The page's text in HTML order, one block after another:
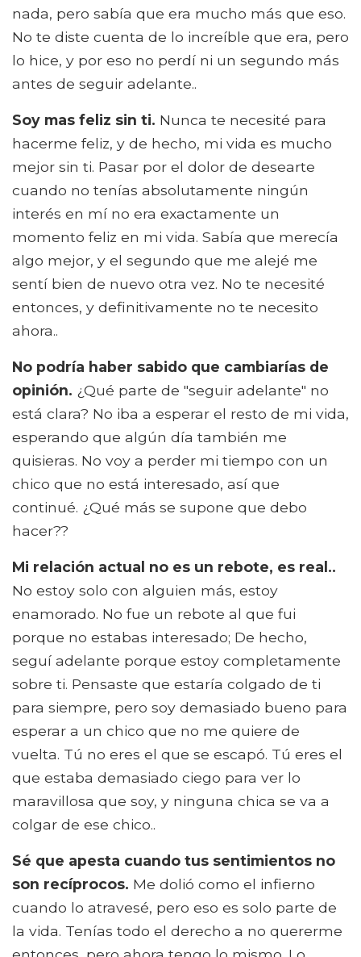
nada, pero sabía que era mucho más que eso.
No te diste cuenta de lo increíble que era, pero
lo hice, y por eso no perdí ni un segundo más
antes de seguir adelante..
Soy mas feliz sin ti. Nunca te necesité para
hacerme feliz, y de hecho, mi vida es mucho
mejor sin ti. Pasar por el dolor de desearte
cuando no tenías absolutamente ningún
interés en mí no era exactamente un
momento feliz en mi vida. Sabía que merecía
algo mejor, y el segundo que me alejé me
sentí bien de nuevo otra vez. No te necesité
entonces, y definitivamente no te necesito
ahora..
No podría haber sabido que cambiarías de
opinión. ¿Qué parte de "seguir adelante" no
está clara? No iba a esperar el resto de mi vida,
esperando que algún día también me
quisieras. No voy a perder mi tiempo con un
chico que no está interesado, así que
continué. ¿Qué más se supone que debo
hacer??
Mi relación actual no es un rebote, es real..
No estoy solo con alguien más, estoy
enamorado. No fue un rebote al que fui
porque no estabas interesado; De hecho,
seguí adelante porque estoy completamente
sobre ti. Pensaste que estaría colgado de ti
para siempre, pero soy demasiado bueno para
esperar a un chico que no me quiere de
vuelta. Tú no eres el que se escapó. Tú eres el
que estaba demasiado ciego para ver lo
maravillosa que soy, y ninguna chica se va a
colgar de ese chico..
Sé que apesta cuando tus sentimientos no
son recíprocos. Me dolió como el infierno
cuando lo atravesé, pero eso es solo parte de
la vida. Tenías todo el derecho a no quererme